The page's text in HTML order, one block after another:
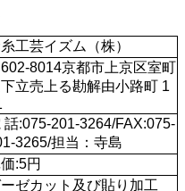
工芸イズム（株）
8014京都市上京区室町
立売上る勘解由小路町 1
話:075-201-3264/FAX:075-
3265/担当：寺島
:5円
ゼカット及び貼り加工